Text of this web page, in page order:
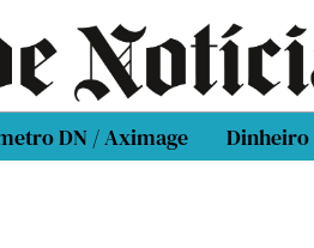
DN / Aximage Dinheiro